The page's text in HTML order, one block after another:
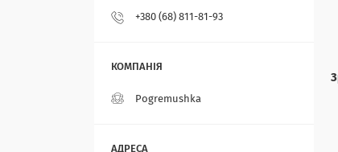
+380 (68) 811-81-93
Pogremushka